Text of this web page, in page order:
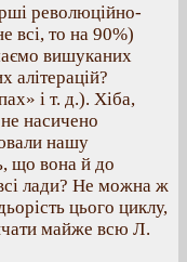
революційно-
всі, то на 90%)
вишуканих
алітерацій?
і т. д.). Хіба,
насичено
нашу
що вона й до
лади? Не можна ж
цього циклу,
майже всю Л.